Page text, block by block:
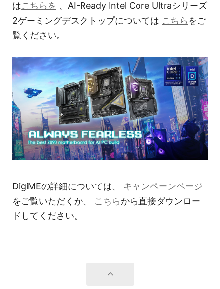
はこちらを 、AI-Ready Intel Core Ultraシリーズ
2ゲーミングデスクトップについては こちら をご
覧ください。
DigiMEの詳細については、 キャンペーンページ
をご覧いただくか、 こちらから直接ダウンロー
ドしてください。